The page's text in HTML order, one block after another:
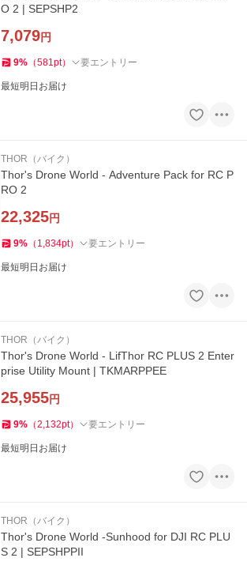
O 2 | SEPSHP2
7,079円
9% （581pt） 要エントリー
最短明日お届け
THOR（バイク）
Thor's Drone World - Adventure Pack for RC P
RO 2
22,325円
9% （ 1,834pt） 要エントリー
最短明日お届け
THOR（バイク）
Thor's Drone World - LifThor RC PLUS 2 Enter
prise Utility Mount | TKMARPPEE
25,955円
9% （2,132pt） 要エントリー
最短明日お届け
THOR（バイク）
Thor's Drone World -Sunhood for DJI RC PLU
S 2 | SEPSHPPII